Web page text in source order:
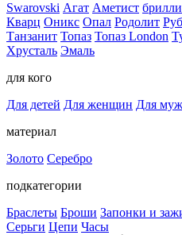
Swarovski Агат Аметист
Кварц Оникс Опал Родолит
Танзанит Топаз Топаз London
Хрусталь Эмаль
для кого
Для детей Для женщин Для
материал
Золото Серебро
подкатегории
Браслеты Броши Запонки и
Серьги Цепи Часы